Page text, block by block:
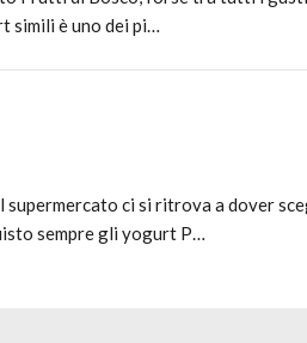
simili è uno dei pi…
supermercato ci si ritrova a dover
sempre gli yogurt P…